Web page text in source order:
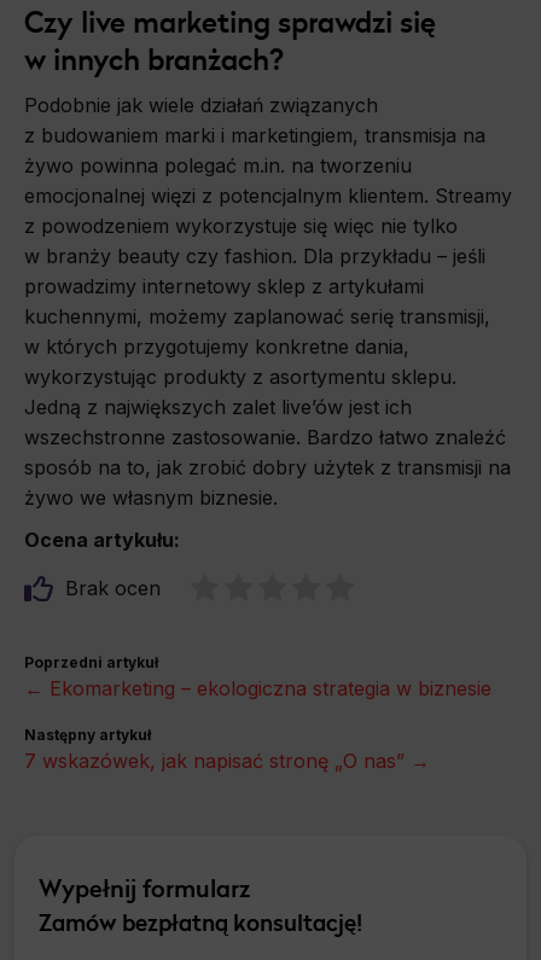
Wypełnij formularz
Zamów bezpłatną konsultację!
Czy live marketing sprawdzi się
w innych branżach?
Podobnie jak wiele działań związanych
z budowaniem marki i marketingiem, transmisja na
żywo powinna polegać m.in. na tworzeniu
emocjonalnej więzi z potencjalnym klientem. Streamy
z powodzeniem wykorzystuje się więc nie tylko
w branży beauty czy fashion. Dla przykładu – jeśli
prowadzimy internetowy sklep z artykułami
kuchennymi, możemy zaplanować serię transmisji,
w których przygotujemy konkretne dania,
wykorzystując produkty z asortymentu sklepu.
Jedną z największych zalet live’ów jest ich
wszechstronne zastosowanie. Bardzo łatwo znaleźć
sposób na to, jak zrobić dobry użytek z transmisji na
żywo we własnym biznesie.
Ocena artykułu:
Brak ocen
Poprzedni artykuł
← Ekomarketing – ekologiczna strategia w biznesie
Następny artykuł
7 wskazówek, jak napisać stronę „O nas” →